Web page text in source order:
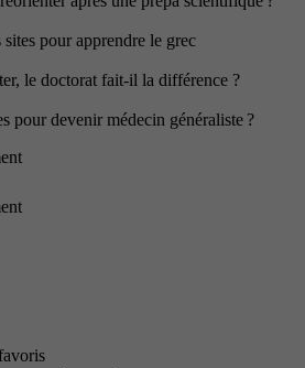
pour apprendre le grec
le doctorat fait-il la différence ?
pour devenir médecin généraliste ?